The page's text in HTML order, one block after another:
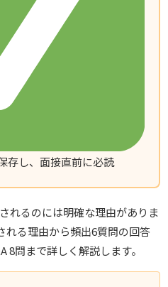
存し、面接直前に必読
れるのには明確な理由がありま
れる理由から頻出6質問の回答
8問まで詳しく解説します。